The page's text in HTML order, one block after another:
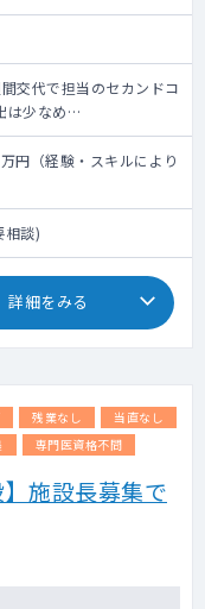
交代で担当のセカンドコ
は少なめ
「出動が月0.5件（2ヶ月
が月4～5件」と、呼び
が特徴です。
深夜12時～翌朝7時ま
されており、夜間の睡
みになっています。
テ
型
：150名、通所定員：
円（経験・スキルにより
相談)
詳細をみる
残業なし
当直なし
専門医資格不問
施設長募集で